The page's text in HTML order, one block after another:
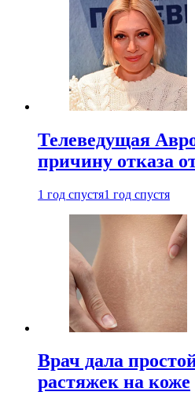
Телеведущая
причину отказа
1 год спустя1 год спустя
Врач дала
растяжек на коже